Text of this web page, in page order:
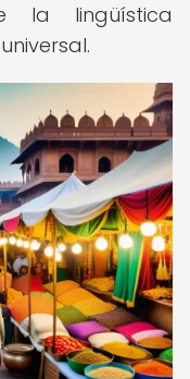
la lingüística